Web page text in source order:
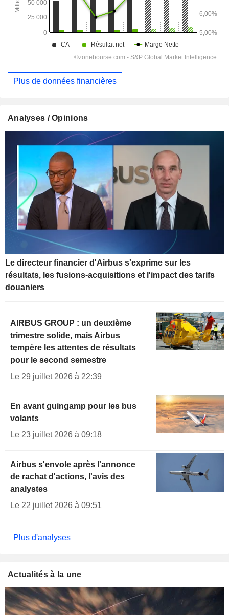
Plus de données financières
Analyses / Opinions
Le directeur financier d'Airbus s'exprime sur les
résultats, les fusions-acquisitions et l'impact des tarifs
douaniers
AIRBUS GROUP : un deuxième
trimestre solide, mais Airbus
tempère les attentes de résultats
pour le second semestre
Le 29 juillet 2026 à 22:39
En avant guingamp pour les bus
volants
Le 23 juillet 2026 à 09:18
Airbus s'envole après l'annonce
de rachat d'actions, l'avis des
analystes
Le 22 juillet 2026 à 09:51
Plus d'analyses
Actualités à la une